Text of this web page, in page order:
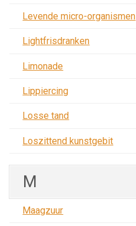
Levende micro-organismen
Lightfrisdranken
Limonade
Lippiercing
Losse tand
Loszittend kunstgebit
M
Maagzuur